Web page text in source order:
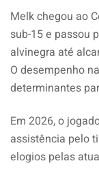
Melk chegou ao
sub-15 e passou
alvinegra até
O desempenho
determinantes
Em 2026, o
assistência pelo
elogios pelas